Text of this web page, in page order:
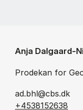
Anja Dalgaard-
Prodekan for
ad.bhl@cbs.dk
+4538152638